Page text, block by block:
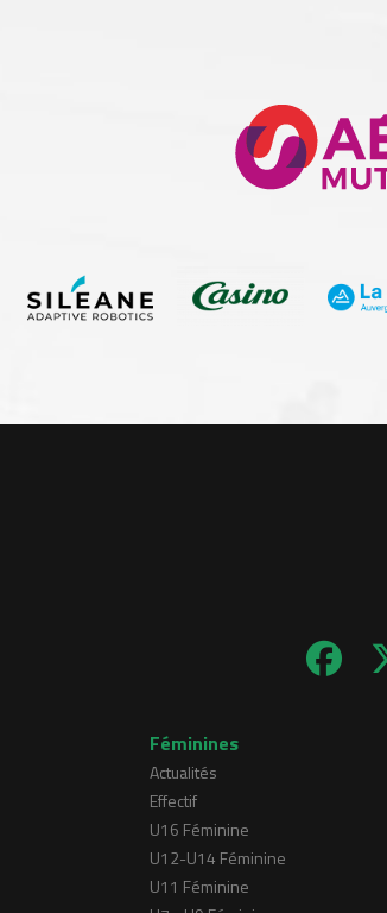
Féminines
Actualités
Effectif
U16 Féminine
U12-U14 Féminine
U11 Féminine